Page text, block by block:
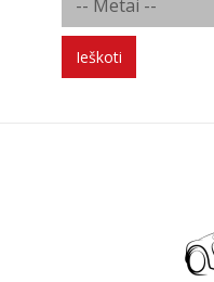
Ieškoti